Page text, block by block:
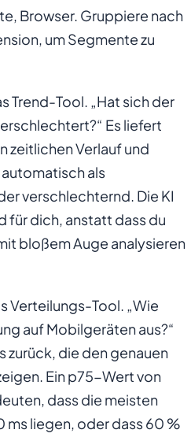
Browser. Gruppiere nach
um Segmente zu
Trend-Tool. „Hat sich der
Es liefert
zeitlichen Verlauf und
als
verschlechternd. Die KI
für dich, anstatt dass du
bloßem Auge analysieren
Verteilungs-Tool. „Wie
auf Mobilgeräten aus?“
zurück, die den genauen
Ein p75-Wert von
dass die meisten
ms liegen, oder dass 60 %